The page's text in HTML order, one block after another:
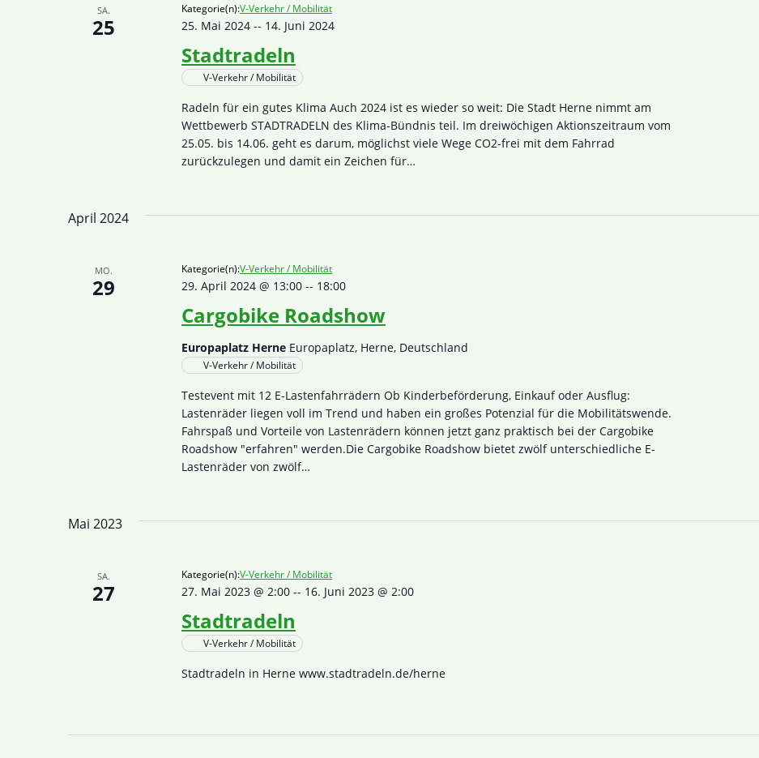
SA.
25
Stadtradeln
25. Mai 2024-- 14. Juni 2024
Kategorie(n):V-Verkehr / Mobilität
V-Verkehr / Mobilität
Radeln für ein gutes Klima Auch 2024 ist es wieder so weit: Die Stadt Herne nimmt am
Wettbewerb STADTRADELN des Klima-Bündnis teil. Im dreiwöchigen Aktionszeitraum vom
25.05. bis 14.06. geht es darum, möglichst viele Wege CO2-frei mit dem Fahrrad
zurückzulegen und damit ein Zeichen für…
April 2024
MO.
29
Cargobike Roadshow
29. April 2024 @ 13:00-- 18:00
Kategorie(n):V-Verkehr / Mobilität
Europaplatz Herne Europaplatz, Herne, Deutschland
V-Verkehr / Mobilität
Testevent mit 12 E-Lastenfahrrädern Ob Kinderbeförderung, Einkauf oder Ausflug:
Lastenräder liegen voll im Trend und haben ein großes Potenzial für die Mobilitätswende.
Fahrspaß und Vorteile von Lastenrädern können jetzt ganz praktisch bei der Cargobike
Roadshow "erfahren" werden.Die Cargobike Roadshow bietet zwölf unterschiedliche E-
Lastenräder von zwölf…
Mai 2023
SA.
27
Stadtradeln
27. Mai 2023 @ 2:00-- 16. Juni 2023 @ 2:00
Kategorie(n):V-Verkehr / Mobilität
V-Verkehr / Mobilität
Stadtradeln in Herne www.stadtradeln.de/herne